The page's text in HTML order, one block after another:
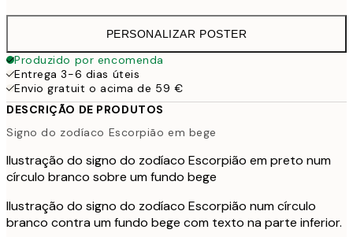
PERSONALIZAR POSTER
Produzido por encomenda
Entrega 3-6 dias úteis
Envio gratuit o acima de 59 €
DESCRIÇÃO DE PRODUTOS
Signo do zodíaco Escorpião em bege
Ilustração do signo do zodíaco Escorpião em preto num
círculo branco sobre um fundo bege
Ilustração do signo do zodíaco Escorpião num círculo
branco contra um fundo bege com texto na parte inferior.